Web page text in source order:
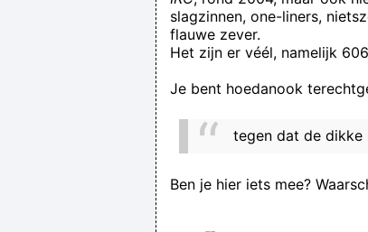
Deesse, Karma, Anne,
slagzinnen, one-liners,
flauwe zever.
Het zijn er véél, namelijk
Je bent hoedanook
tegen dat de dikke
Ben je hier iets mee?